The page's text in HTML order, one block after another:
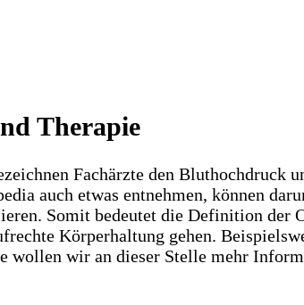
Therapie
Fachärzte den Bluthochdruck
auch etwas entnehmen, können
Somit bedeutet die Definition der
Körperhaltung gehen.
wollen wir an dieser Stelle mehr